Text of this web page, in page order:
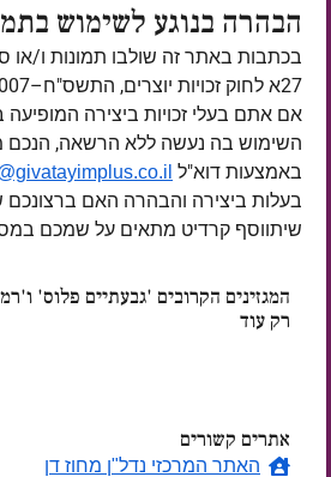
הבהרה בנוגע לשימוש
בכתבות באתר זה שולבו תמונות ו/או
27א לחוק זכויות יוצרים, התשס"ח–2007.
אם אתם בעלי זכויות ביצירה המופיעה
השימוש בה נעשה ללא הרשאה, הנכם
באמצעות דוא"ל
בעלות ביצירה והבהרה האם ברצונכם
שיתווסף קרדיט מתאים על שמכם
המגזינים הקרובים 'גבעתיים פלוס'
רק עוד
אתרים קשורים
האתר המרכזי נדל"ן מחוז דן